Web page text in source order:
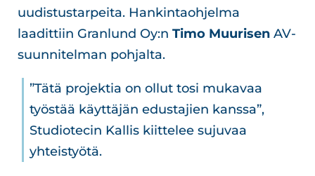
uudistustarpeita. Hankintaohjelma
laadittiin Granlund Oy:n Timo Muurisen AV-
suunnitelman pohjalta.
”Tätä projektia on ollut tosi mukavaa
työstää käyttäjän edustajien kanssa”,
Studiotecin Kallis kiittelee sujuvaa
yhteistyötä.